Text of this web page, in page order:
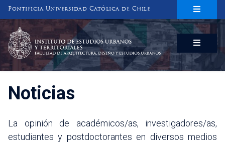
Pontificia Universidad Católica de Chile
INSTITUTO DE ESTUDIOS URBANOS
Y TERRITORIALES
FACULTAD DE ARQUITECTURA, DISEÑO Y ESTUDIOS URBANOS
Noticias
La opinión de académicos/as, investigadores/as,
estudiantes y postdoctorantes en diversos medios